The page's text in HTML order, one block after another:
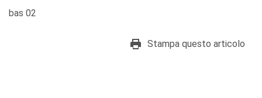
bas 02
Stampa questo articolo